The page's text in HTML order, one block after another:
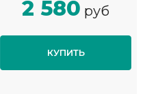
2 580 руб
КУПИТЬ